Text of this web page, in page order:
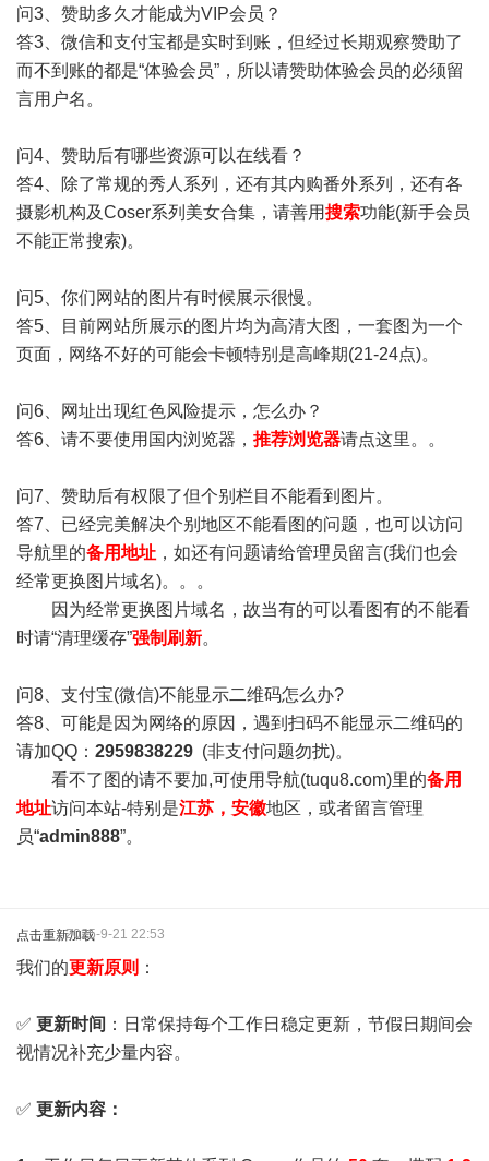
问3、赞助多久才能成为VIP会员？
答3、微信和支付宝都是实时到账，但经过长期观察赞助了
而不到账的都是“体验会员”，所以请赞助体验会员的必须留
言用户名。
问4、赞助后有哪些资源可以在线看？
答4、除了常规的秀人系列，还有其内购番外系列，还有各
摄影机构及Coser系列美女合集，请善用搜索功能(新手会员
不能正常搜索)。
问5、你们网站的图片有时候展示很慢。
答5、目前网站所展示的图片均为高清大图，一套图为一个
页面，网络不好的可能会卡顿特别是高峰期(21-24点)。
问6、网址出现红色风险提示，怎么办？
答6、请不要使用国内浏览器， 推荐浏览器请点这里。。
问7、赞助后有权限了但个别栏目不能看到图片。
答7、已经完美解决个别地区不能看图的问题，也可以访问
导航里的备用地址 ，如还有问题请给管理员留言(我们也会
经常更换图片域名)。。。
因为经常更换图片域名，故当有的可以看图有的不能看
时请“清理缓存”强制刷新。
问8、支付宝(微信)不能显示二维码怎么办?
答8、可能是因为网络的原因，遇到扫码不能显示二维码的
请加QQ： 2959838229 (非支付问题勿扰)。
看不了图的请不要加,可使用导航(tuqu8.com)里的备用
地址访问本站-特别是江苏，安徽地区，或者留言管理
员“admin888”。
点击重新加载2025-9-21 22:53
我们的更新原则 ：
✅ 更新时间 ：日常保持每个工作日稳定更新，节假日期间会
视情况补充少量内容。
✅ 更新内容：